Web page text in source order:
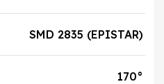
SMD 2835 (EPISTAR)
170°